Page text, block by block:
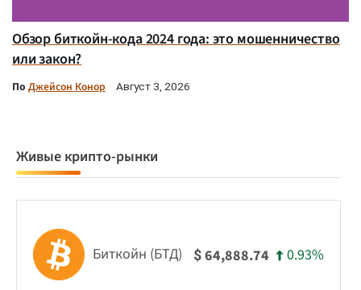
Обзор биткойн-кода 2024 года: это мошенничество
или закон?
По Джейсон Конор Август 3, 2026
Живые крипто-рынки
Биткойн (БТД) $64,888.74 0.93%